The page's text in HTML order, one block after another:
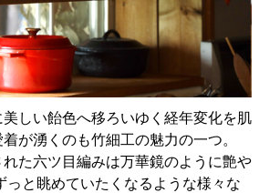
しい飴色へ移ろいゆく経年変化を肌
が湧くのも竹細工の魅力の一つ。
た六ツ目編みは万華鏡のように艶や
っと眺めていたくなるような様々な